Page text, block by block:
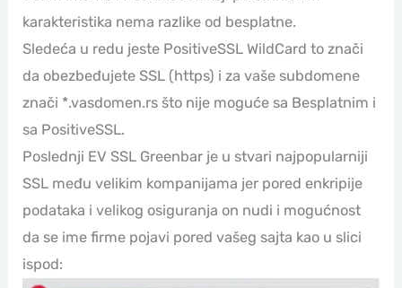
karakteristika nema razlike od besplatne.
Sledeća u redu jeste PositiveSSL WildCard to znači
da obezbeđujete SSL (https) i za vaše subdomene
znači *.vasdomen.rs što nije moguće sa Besplatnim i
sa PositiveSSL.
Poslednji EV SSL Greenbar je u stvari najpopularniji
SSL među velikim kompanijama jer pored enkripije
podataka i velikog osiguranja on nudi i mogućnost
da se ime firme pojavi pored vašeg sajta kao u slici
ispod: